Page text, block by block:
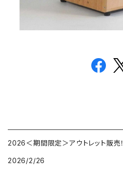
2026＜期間限定＞アウトレット販売！
2026/2/26